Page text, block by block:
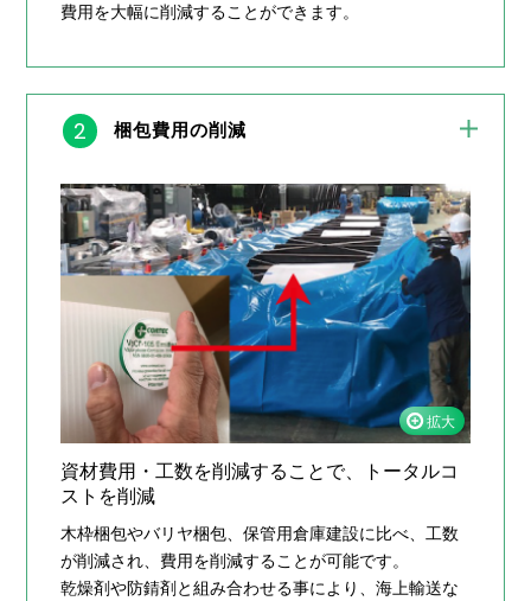
費用を大幅に削減することができます。
2 梱包費用の削減
資材費用・工数を削減することで、トータルコ
ストを削減
木枠梱包やバリヤ梱包、保管用倉庫建設に比べ、工数
が削減され、費用を削減することが可能です。
乾燥剤や防錆剤と組み合わせる事により、海上輸送な